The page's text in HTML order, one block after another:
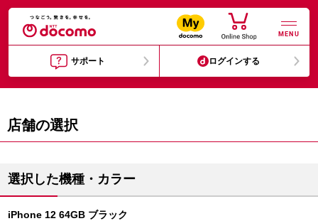
MENU
サポート ログインする
店舗の選択
選択した機種・カラー
iPhone 12 64GB ブラック